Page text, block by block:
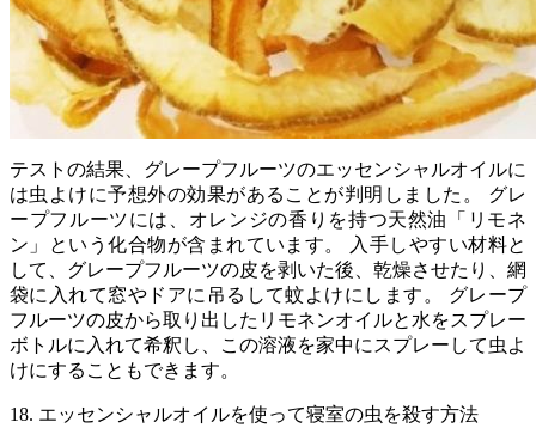
テストの結果、グレープフルーツのエッセンシャルオイルに
は虫よけに予想外の効果があることが判明しました。 グレ
ープフルーツには、オレンジの香りを持つ天然油「リモネ
ン」という化合物が含まれています。 入手しやすい材料と
して、グレープフルーツの皮を剥いた後、乾燥させたり、網
袋に入れて窓やドアに吊るして蚊よけにします。 グレープ
フルーツの皮から取り出したリモネンオイルと水をスプレー
ボトルに入れて希釈し、この溶液を家中にスプレーして虫よ
けにすることもできます。
18. エッセンシャルオイルを使って寝室の虫を殺す方法